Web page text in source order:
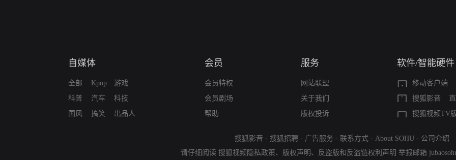
自媒体
全部
科普
国风
Kpop
汽车
搞笑
游戏
科技
出品人
会员
会员特权
会员剧场
帮助
服务
网站联盟
关于我们
版权投诉
软件/智能硬件
移动客户端
搜狐影音
搜狐视频TV
搜狐影音 - 搜狐招聘 - 广告服务 - 联系方式 - About SOHU - 公司介绍
请仔细阅读 搜狐视频隐私政策、 版权声明 、 反盗版和反盗链权利声明 举报邮箱